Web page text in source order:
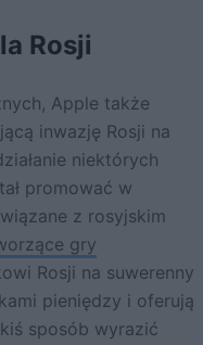
Rosji
Apple także
inwazję Rosji na
niektórych
promować w
z rosyjskim
gry
Rosji na suwerenny
pieniędzy i oferują
sposób wyrazić